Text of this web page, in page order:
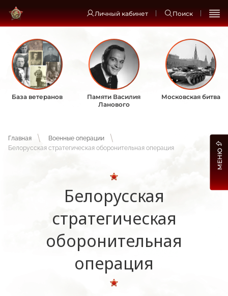
Личный кабинет Поиск
База ветеранов
Памяти Василия
Ланового
Московская битва
Главная
Военные операции
Белорусская стратегическая оборонительная операция
Белорусская
стратегическая
оборонительная
операция
МЕНЮ